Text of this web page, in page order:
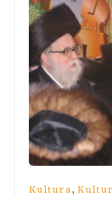
Kultura ,